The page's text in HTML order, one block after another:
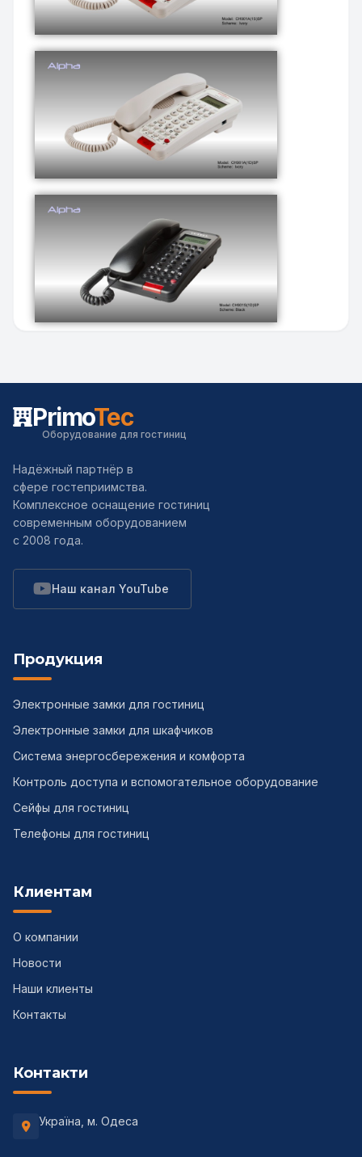
PrimoTec
Оборудование для гостиниц
Надёжный партнёр в
сфере гостеприимства.
Комплексное оснащение гостиниц
современным оборудованием
с 2008 года.
Наш канал YouTube
Продукция
Электронные замки для гостиниц
Электронные замки для шкафчиков
Система энергосбережения и комфорта
Контроль доступа и вспомогательное оборудование
Сейфы для гостиниц
Телефоны для гостиниц
Клиентам
О компании
Новости
Наши клиенты
Контакты
Контакти
Україна, м. Одеса